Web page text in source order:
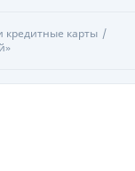
кредитные карты